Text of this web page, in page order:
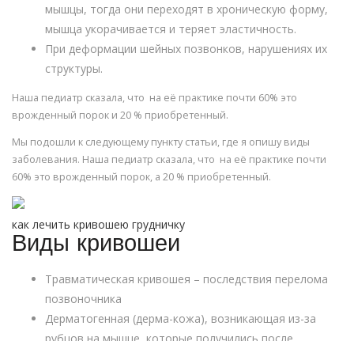
мышцы, тогда они переходят в хроническую форму,
мышца укорачивается и теряет эластичность.
При деформации шейных позвонков, нарушениях их
структуры.
Наша педиатр сказала, что на её практике почти 60% это
врожденный порок и 20 % приобретенный.
Мы подошли к следующему пункту статьи, где я опишу виды
заболевания. Наша педиатр сказала, что на её практике почти
60% это врожденный порок, а 20 % приобретенный.
как лечить кривошею грудничку
Виды кривошеи
Травматическая кривошея – последствия перелома
позвоночника
Дерматогенная (дерма-кожа), возникающая из-за